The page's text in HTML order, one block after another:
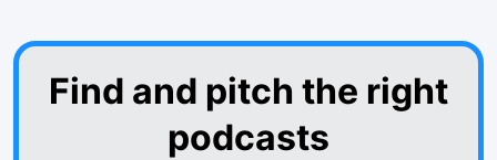
Find and pitch the right
podcasts